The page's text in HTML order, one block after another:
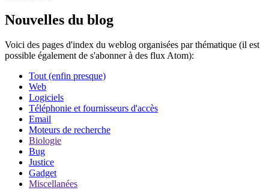
Nouvelles du blog
Voici des pages d'index du weblog organisées par thématique (il est
possible également de s'abonner à des flux Atom):
Tout (enfin presque)
Web
Logiciels
Téléphonie et fournisseurs d'accès
Email
Moteurs de recherche
Biologie
Bug
Justice
Gadget
Miscellanées